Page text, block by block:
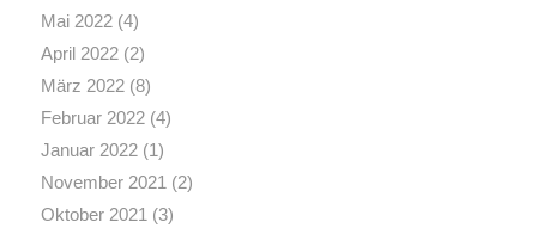
Mai 2022(4)
April 2022(2)
März 2022(8)
Februar 2022(4)
Januar 2022(1)
November 2021 (2)
Oktober 2021 (3)